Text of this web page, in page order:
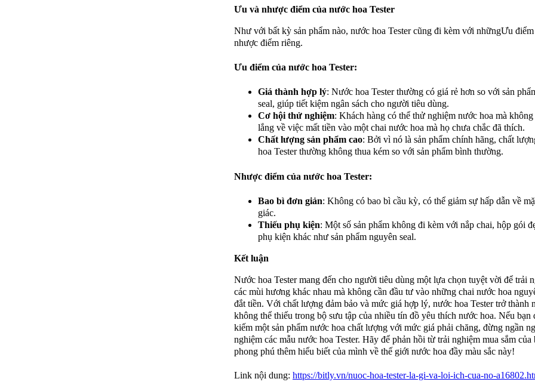
Ưu và nhược điểm của nước hoa Tester
Như với bất kỳ sản phẩm nào, nước hoa Tester cũng đi kèm với nhữngƯu điểm
nhược điểm riêng.
Ưu điểm của nước hoa Tester:
Giá thành hợp lý: Nước hoa Tester thường có giá rẻ hơn so với sản
seal, giúp tiết kiệm ngân sách cho người tiêu dùng.
Cơ hội thử nghiệm: Khách hàng có thể thử nghiệm nước hoa mà
lắng về việc mất tiền vào một chai nước hoa mà họ chưa chắc đã thích.
Chất lượng sản phẩm cao: Bởi vì nó là sản phẩm chính hãng, chất
hoa Tester thường không thua kém so với sản phẩm bình thường.
Nhược điểm của nước hoa Tester:
Bao bì đơn giản: Không có bao bì cầu kỳ, có thể giảm sự hấp dẫn về
giác.
Thiếu phụ kiện: Một số sản phẩm không đi kèm với nắp chai, hộp gói
phụ kiện khác như sản phẩm nguyên seal.
Kết luận
Nước hoa Tester mang đến cho người tiêu dùng một lựa chọn tuyệt vời để trải
các mùi hương khác nhau mà không cần đầu tư vào những chai nước hoa
đắt tiền. Với chất lượng đảm bảo và mức giá hợp lý, nước hoa Tester trở thành
không thể thiếu trong bộ sưu tập của nhiều tín đồ yêu thích nước hoa. Nếu bạn
kiếm một sản phẩm nước hoa chất lượng với mức giá phải chăng, đừng ngần
nghiệm các mẫu nước hoa Tester. Hãy để phản hồi từ trải nghiệm mua sắm của
phong phú thêm hiểu biết của mình về thế giới nước hoa đầy màu sắc này!
Link nội dung: https://bitly.vn/nuoc-hoa-tester-la-gi-va-loi-ich-cua-no-